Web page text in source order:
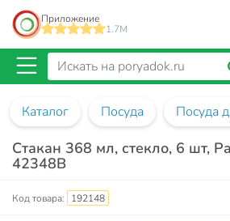
Приложение
1.7M
Каталог Посуда Посуда
Стакан 368 мл, стекло, 6 шт,
42348B
Код товара: 192148